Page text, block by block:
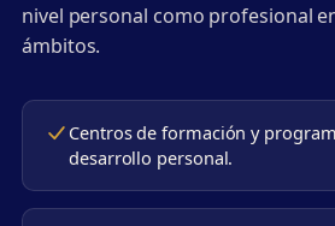
nivel personal como profesional
ámbitos.
Centros de formación y
desarrollo personal.